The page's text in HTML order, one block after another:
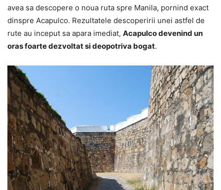
avea sa descopere o noua ruta spre Manila, pornind exact
dinspre Acapulco. Rezultatele descoperirii unei astfel de
rute au inceput sa apara imediat, Acapulco devenind un
oras foarte dezvoltat si deopotriva bogat.